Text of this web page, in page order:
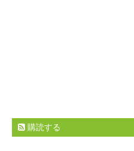
購読する